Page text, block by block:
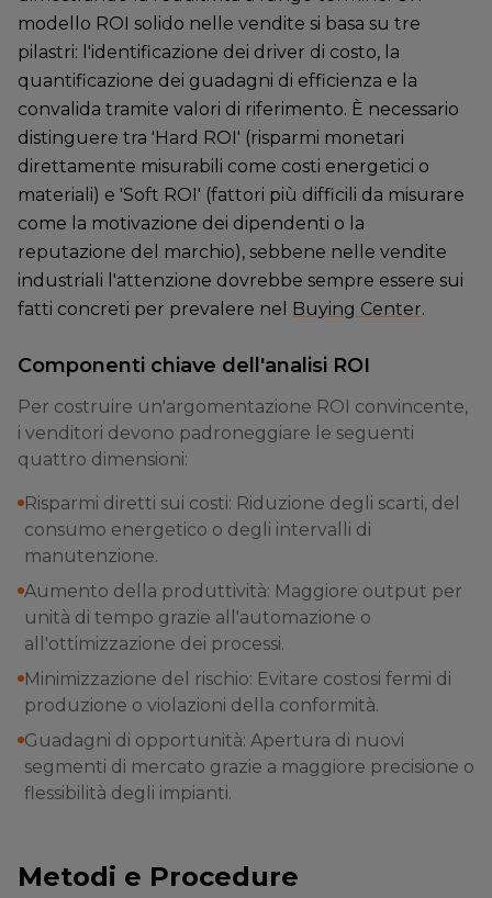
modello ROI solido nelle vendite si basa su tre
pilastri: l'identificazione dei driver di costo, la
quantificazione dei guadagni di efficienza e la
convalida tramite valori di riferimento. È necessario
distinguere tra 'Hard ROI' (risparmi monetari
direttamente misurabili come costi energetici o
materiali) e 'Soft ROI' (fattori più difficili da misurare
come la motivazione dei dipendenti o la
reputazione del marchio), sebbene nelle vendite
industriali l'attenzione dovrebbe sempre essere sui
fatti concreti per prevalere nel
Buying Center.
Componenti chiave dell'analisi ROI
Per costruire un'argomentazione ROI convincente,
i venditori devono padroneggiare le seguenti
quattro dimensioni:
Risparmi diretti sui costi: Riduzione degli scarti, del
consumo energetico o degli intervalli di
manutenzione.
Aumento della produttività: Maggiore output per
unità di tempo grazie all'automazione o
all'ottimizzazione dei processi.
Minimizzazione del rischio: Evitare costosi fermi di
produzione o violazioni della conformità.
Guadagni di opportunità: Apertura di nuovi
segmenti di mercato grazie a maggiore precisione o
flessibilità degli impianti.
Metodi e Procedure